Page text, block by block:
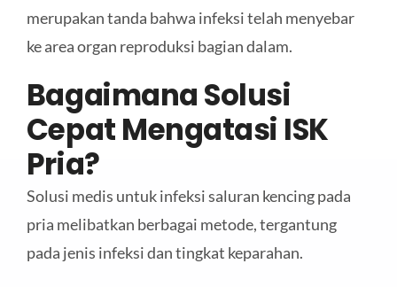
merupakan tanda bahwa infeksi telah menyebar
ke area organ reproduksi bagian dalam.
Bagaimana Solusi
Cepat Mengatasi ISK
Pria?
Solusi medis untuk infeksi saluran kencing pada
pria melibatkan berbagai metode, tergantung
pada jenis infeksi dan tingkat keparahan.